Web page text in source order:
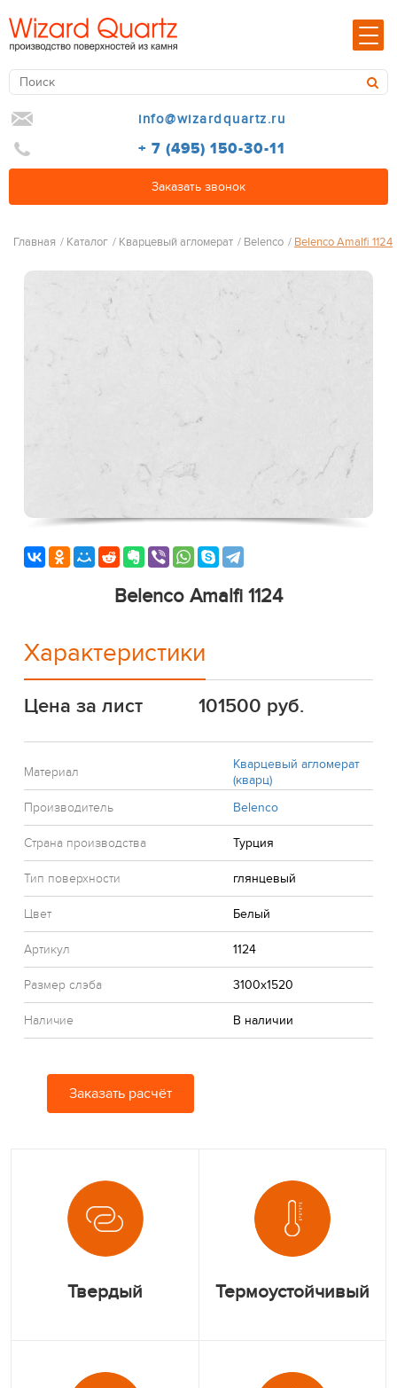
info@wizardquartz.ru
+ 7 (495) 150-30-11
Заказать звонок
Главная / Каталог / Кварцевый агломерат / Belenco / Belenco Amalfi 1124
Belenco Amalfi 1124
Характеристики
Цена за лист 101500 руб.
Материал
Кварцевый агломерат
(кварц)
Производитель
Belenco
Страна производства Турция
Тип поверхности глянцевый
Цвет Белый
Артикул 1124
Размер слэба 3100x1520
Наличие В наличии
Заказать расчёт
Твердый Термоустойчивый